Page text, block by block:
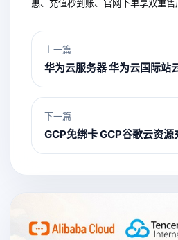
惠、充值秒到账、官网下单享双重售
上一篇
华为云服务器 华为云国际站
下一篇
GCP免绑卡 GCP谷歌云资源